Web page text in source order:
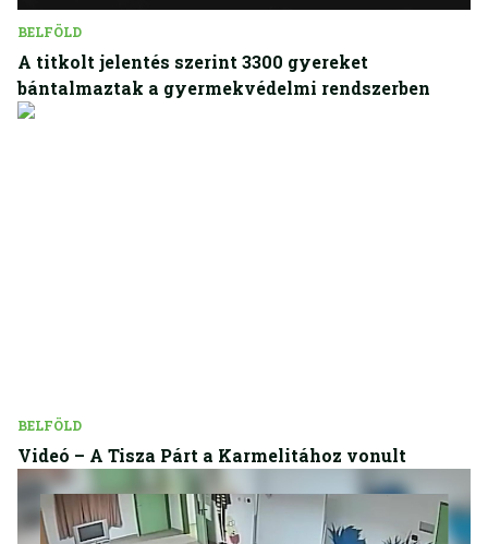
BELFÖLD
A titkolt jelentés szerint 3300 gyereket
bántalmaztak a gyermekvédelmi rendszerben
BELFÖLD
Videó – A Tisza Párt a Karmelitához vonult